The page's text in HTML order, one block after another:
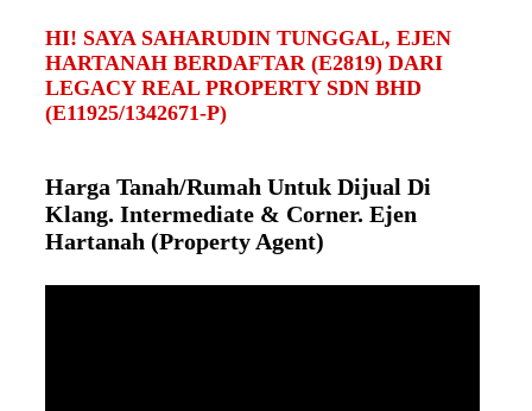
HI! SAYA SAHARUDIN TUNGGAL, EJEN
HARTANAH BERDAFTAR (E2819) DARI
LEGACY REAL PROPERTY SDN BHD
(E11925/1342671-P)
Harga Tanah/Rumah Untuk Dijual Di
Klang. Intermediate & Corner. Ejen
Hartanah (Property Agent)